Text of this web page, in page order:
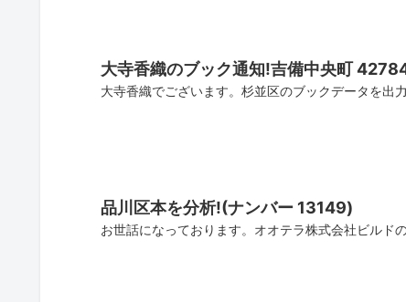
大寺香織のブック通知!吉備中央町
大寺香織でございます。杉並区のブックデータを出
品川区本を分析!(ナンバー 13149)
お世話になっております。オオテラ株式会社ビルド